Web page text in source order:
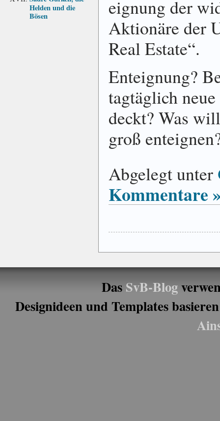
Helden und die
Bösen
eig­nung der
Aktionäre der
Real Estate“.
Enteignung?
tagtäglich
deckt? Was
groß
Abgelegt unter
Kommentare
DasSvB-Blog
Designideen und Templates